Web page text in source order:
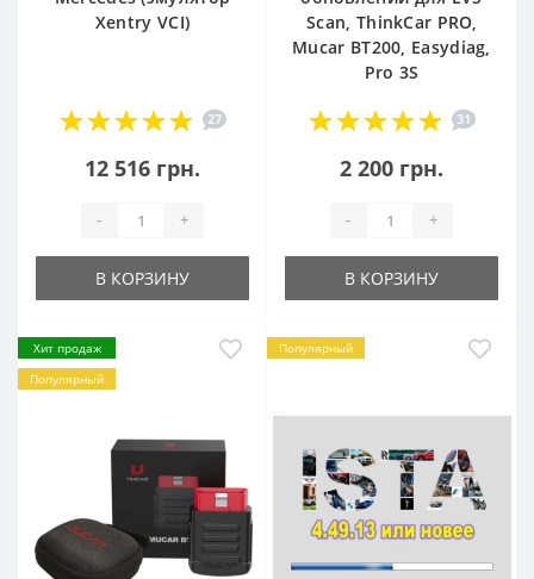
Xentry VCI)
27
12 516 грн.
- +
В КОРЗИНУ
Scan, ThinkCar PRO,
Mucar BT200, Easydiag,
Pro 3S
31
2 200 грн.
- +
В КОРЗИНУ
Хит продаж
Популярный
Популярный